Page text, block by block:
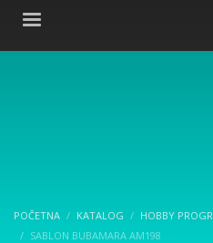
POČETNA KATALOG HOBBY
SABLON BUBAMARA AM198